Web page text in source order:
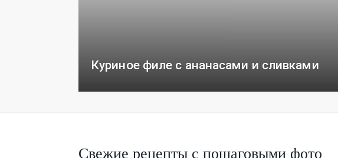
Куриное филе с ананасами и сливками
Свежие рецепты с пошаговыми фото